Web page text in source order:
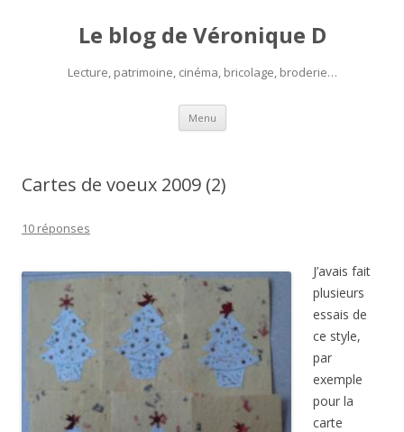
Le blog de Véronique D
Lecture, patrimoine, cinéma, bricolage, broderie…
Menu Aller
contenu
Cartes de voeux 2009 (2)
10 réponses
J’avais fait
plusieurs
essais de
ce style,
par
exemple
pour la
carte